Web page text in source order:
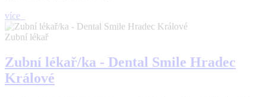
více
Zubní lékař
Zubní lékař/ka - Dental Smile Hradec
Králové